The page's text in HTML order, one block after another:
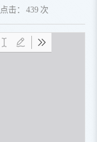
点击： 439 次